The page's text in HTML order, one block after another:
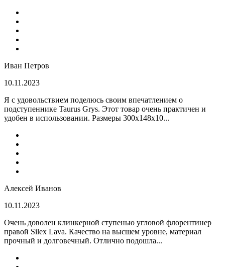
Иван Петров
10.11.2023
Я с удовольствием поделюсь своим впечатлением о
подступеннике Taurus Grys. Этот товар очень практичен и
удобен в использовании. Размеры 300х148х10...
Алексей Иванов
10.11.2023
Очень доволен клинкерной ступенью угловой флорентинер
правой Silex Lava. Качество на высшем уровне, материал
прочный и долговечный. Отлично подошла...